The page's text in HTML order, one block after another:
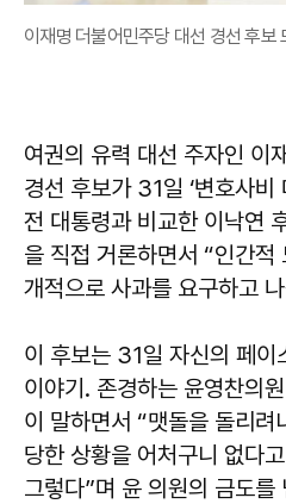
이재명 더불어민주당 대선 경선 후
여권의 유력 대선 주자인 이
경선 후보가 31일 ‘변호사비
전 대통령과 비교한 이낙연
을 직접 거론하면서 “인간
개적으로 사과를 요구하고
이 후보는 31일 자신의 페이
이야기. 존경하는 윤영찬의
이 말하면서 “맷돌을 돌리
당한 상황을 어처구니 없다
그렇다”며 윤 의원의 금도를